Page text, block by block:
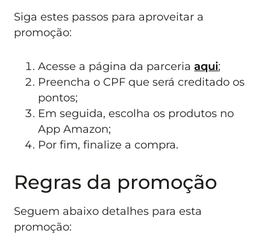
Siga estes passos para aproveitar a
promoção:
Acesse a página da parceriaaqui;
Preencha o CPF que será creditado os
pontos;
Em seguida, escolha os produtos no
App Amazon;
Por fim, finalize a compra.
Regras da promoção
Seguem abaixo detalhes para esta
promoção: